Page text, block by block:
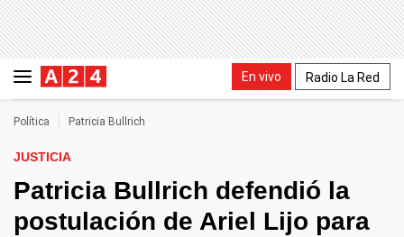
En vivo Radio La Red
Política Patricia Bullrich
JUSTICIA
Patricia Bullrich defendió la
postulación de Ariel Lijo para